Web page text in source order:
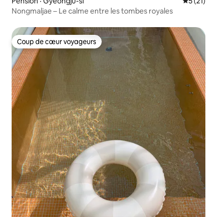
Nongmaljae – Le calme entre les tombes royales
Coup de cœur voyageurs
Coup de cœur voyageurs